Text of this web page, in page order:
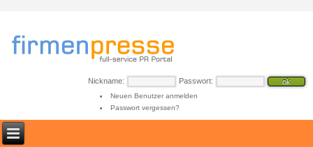
Nickname: Passwort:
Neuen Benutzer anmelden
Passwort vergessen?